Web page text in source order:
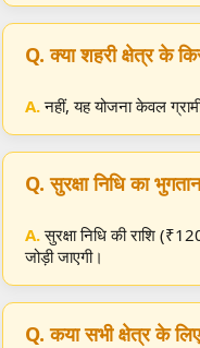
Q. क्या शहरी क्षेत्र के
A.नहीं, यह योजना केवल
Q. सुरक्षा निधि का
A.सुरक्षा निधि की राशि
जोड़ी जाएगी।
Q. कया सभी क्षेत्र के